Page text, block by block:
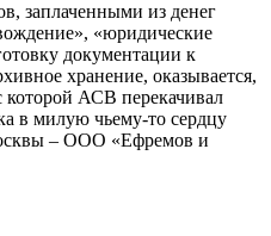
заплаченными из денег
«юридические
документации к
хранение, оказывается,
которой АСВ перекачивал
в милую чьему-то сердцу
– ООО «Ефремов и